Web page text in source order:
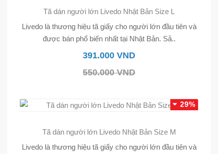
Tã dán người lớn Livedo Nhật Bản Size L
Livedo là thương hiệu tã giấy cho người lớn đầu tiên và
được bán phổ biến nhất tại Nhật Bản. Sả..
391.000 VND
550.000 VND
29%
Tã dán người lớn Livedo Nhật Bản Size M
Livedo là thương hiệu tã giấy cho người lớn đầu tiên và